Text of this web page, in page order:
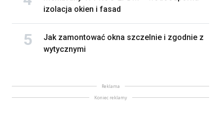
izolacja okien i fasad
Jak zamontować okna szczelnie i zgodnie z
wytycznymi
Reklama
Koniec reklamy